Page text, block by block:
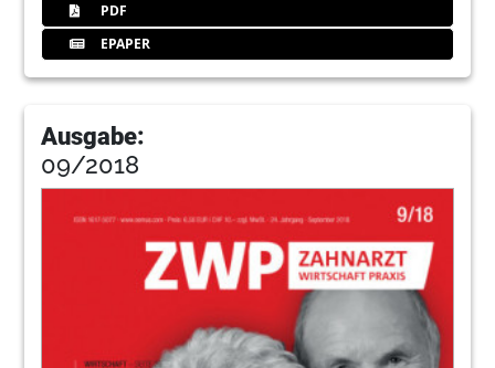
PDF
EPAPER
Ausgabe:
09/2018